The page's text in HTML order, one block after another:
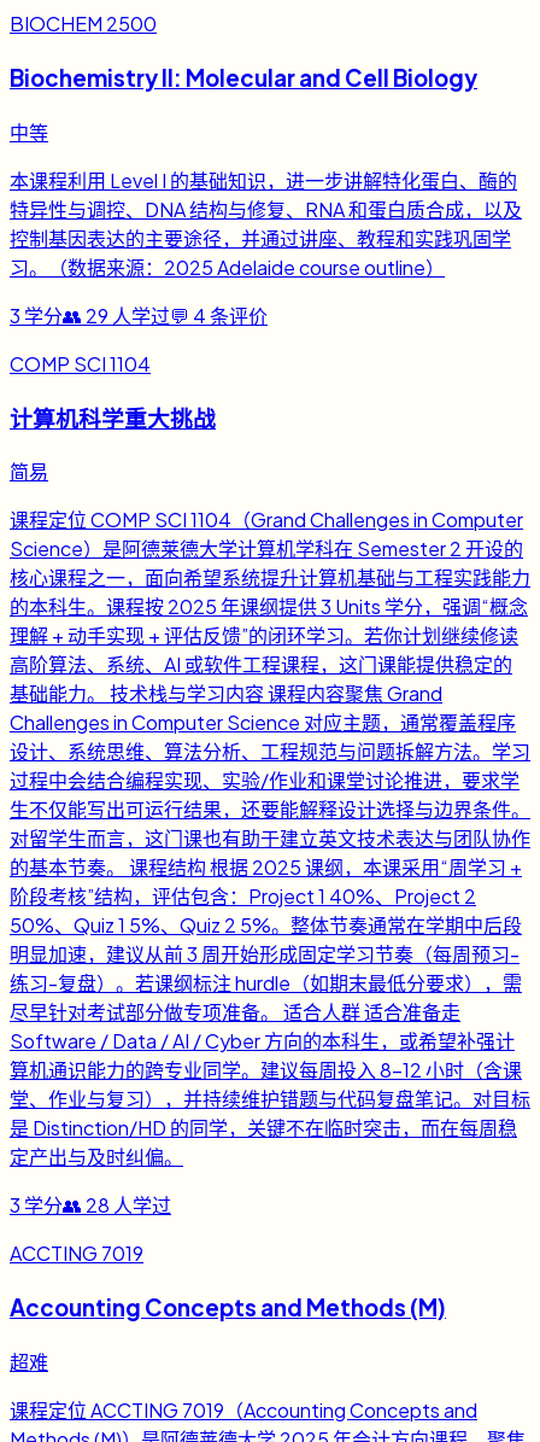
BIOCHEM 2500
Biochemistry II: Molecular and Cell Biology
中等
本课程利用 Level I 的基础知识，进一步讲解特化蛋白、酶的
特异性与调控、DNA 结构与修复、RNA 和蛋白质合成，以及
控制基因表达的主要途径，并通过讲座、教程和实践巩固学
习。（数据来源：2025 Adelaide course outline）
3 学分👥 29 人学过💬 4条评价
COMP SCI 1104
计算机科学重大挑战
简易
课程定位 COMP SCI 1104（Grand Challenges in Computer
Science）是阿德莱德大学计算机学科在 Semester 2 开设的
核心课程之一，面向希望系统提升计算机基础与工程实践能力
的本科生。课程按 2025 年课纲提供 3 Units 学分，强调“概念
理解 + 动手实现 + 评估反馈”的闭环学习。若你计划继续修读
高阶算法、系统、AI 或软件工程课程，这门课能提供稳定的
基础能力。 技术栈与学习内容 课程内容聚焦 Grand
Challenges in Computer Science 对应主题，通常覆盖程序
设计、系统思维、算法分析、工程规范与问题拆解方法。学习
过程中会结合编程实现、实验/作业和课堂讨论推进，要求学
生不仅能写出可运行结果，还要能解释设计选择与边界条件。
对留学生而言，这门课也有助于建立英文技术表达与团队协作
的基本节奏。 课程结构 根据 2025 课纲，本课采用“周学习 +
阶段考核”结构，评估包含：Project 1 40%、Project 2
50%、Quiz 1 5%、Quiz 2 5%。整体节奏通常在学期中后段
明显加速，建议从前 3 周开始形成固定学习节奏（每周预习-
练习-复盘）。若课纲标注 hurdle（如期末最低分要求），需
尽早针对考试部分做专项准备。 适合人群 适合准备走
Software / Data / AI / Cyber 方向的本科生，或希望补强计
算机通识能力的跨专业同学。建议每周投入 8-12 小时（含课
堂、作业与复习），并持续维护错题与代码复盘笔记。对目标
是 Distinction/HD 的同学，关键不在临时突击，而在每周稳
定产出与及时纠偏。
3 学分👥 28 人学过
ACCTING 7019
Accounting Concepts and Methods (M)
超难
课程定位 ACCTING 7019（Accounting Concepts and